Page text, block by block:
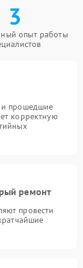
3
опыт работы
и прошедшие
корректную
ремонт
провести